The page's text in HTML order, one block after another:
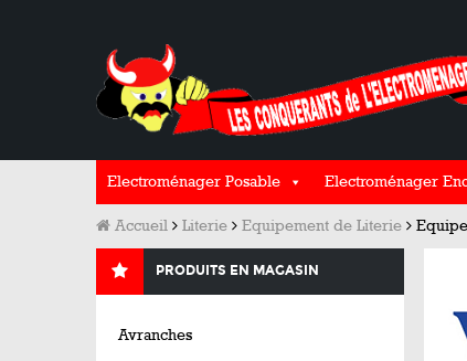
Electroménager Posable Electroménager
Accueil Literie Equipement de Literie
PRODUITS EN MAGASIN
Avranches